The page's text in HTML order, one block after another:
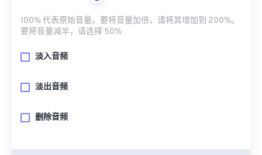
100% 代表原始音量。要将音量加倍，请将其增加到 200%。
要将音量减半，请选择 50%
淡入音频
淡出音频
删除音频